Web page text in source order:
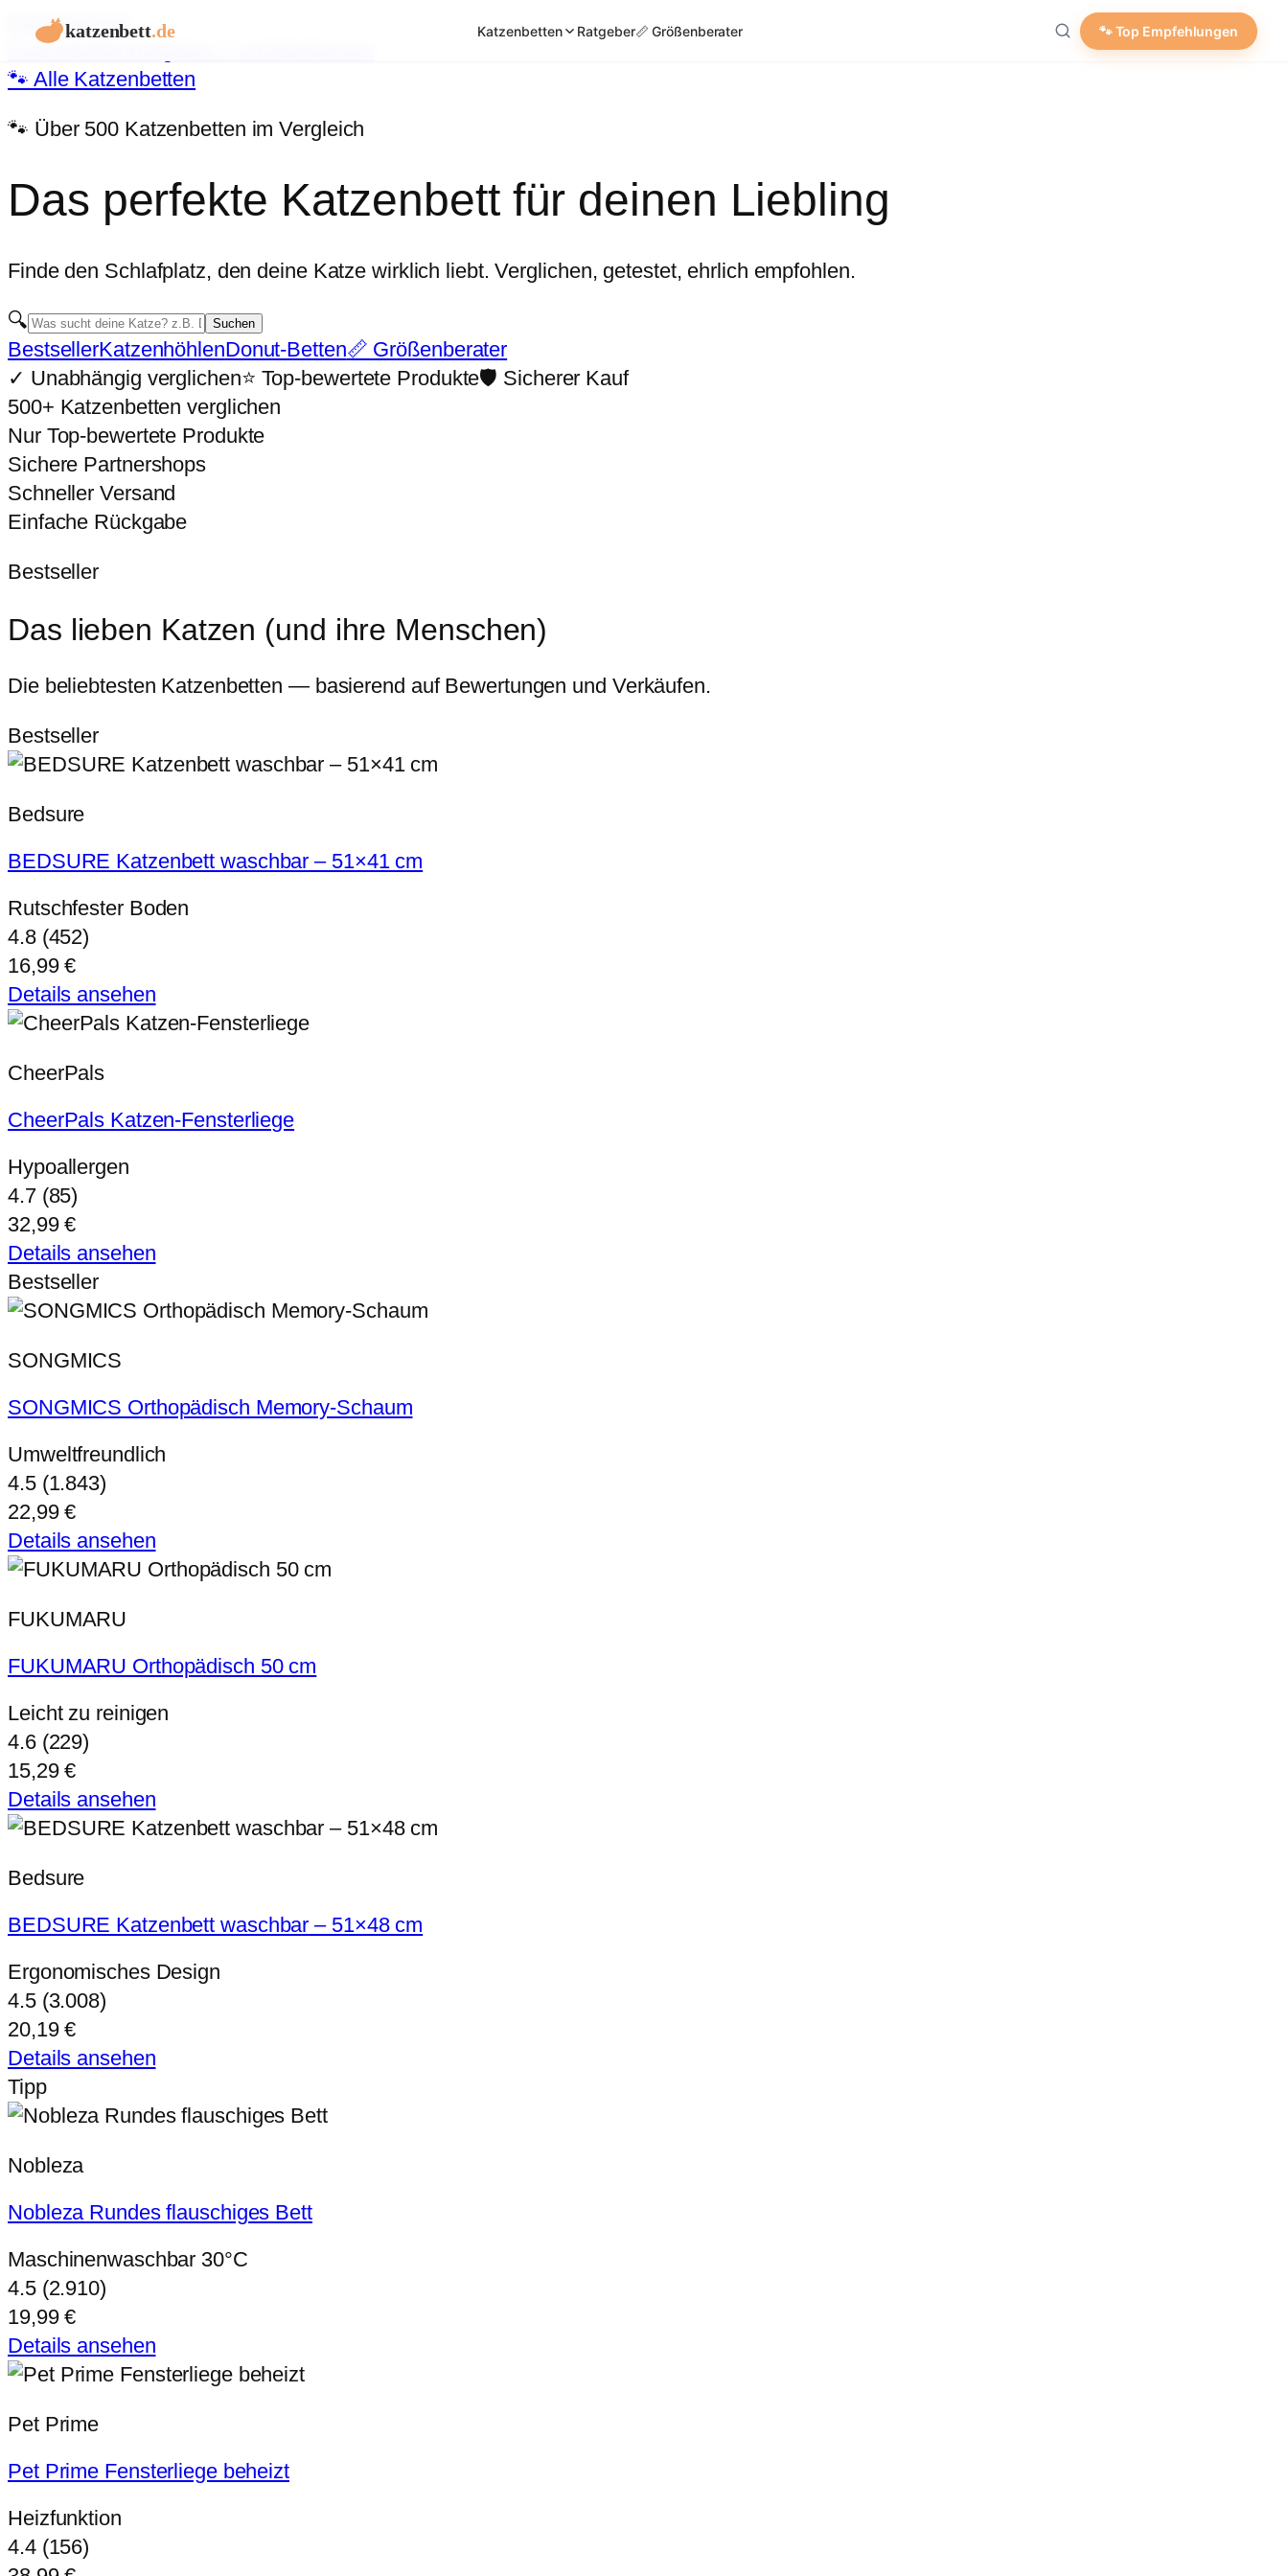
katzenbett.de Katzenbetten Ratgeber📏 Größenberater 🐾 Top Empfehlungen
katzenbett
.de
Katzenbetten
🐾 Alle Katzenbetten
🐾 Über 500 Katzenbetten im Vergleich
Das perfekte Katzenbett für deinen Liebling
Finde den Schlafplatz, den deine Katze wirklich liebt. Verglichen, getestet, ehrlich empfohlen.
🔍 Suchen
BestsellerKatzenhöhlenDonut-Betten📏 Größenberater
✓ Unabhängig verglichen⭐ Top-bewertete Produkte🛡️ Sicherer Kauf
500+ Katzenbetten verglichen
Nur Top-bewertete Produkte
Sichere Partnershops
Schneller Versand
Einfache Rückgabe
Bestseller
Das lieben Katzen (und ihre Menschen)
Die beliebtesten Katzenbetten — basierend auf Bewertungen und Verkäufen.
Bestseller
Bedsure
BEDSURE Katzenbett waschbar – 51×41 cm
Rutschfester Boden
4.8 (452)
16,99 €
Details ansehen
CheerPals
CheerPals Katzen-Fensterliege
Hypoallergen
4.7 (85)
32,99 €
Details ansehen
Bestseller
SONGMICS
SONGMICS Orthopädisch Memory-Schaum
Umweltfreundlich
4.5 (1.843)
22,99 €
Details ansehen
FUKUMARU
FUKUMARU Orthopädisch 50 cm
Leicht zu reinigen
4.6 (229)
15,29 €
Details ansehen
Bedsure
BEDSURE Katzenbett waschbar – 51×48 cm
Ergonomisches Design
4.5 (3.008)
20,19 €
Details ansehen
Tipp
Nobleza
Nobleza Rundes flauschiges Bett
Maschinenwaschbar 30°C
4.5 (2.910)
19,99 €
Details ansehen
Pet Prime
Pet Prime Fensterliege beheizt
Heizfunktion
4.4 (156)